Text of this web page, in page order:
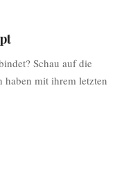
Schau auf die
haben mit ihrem letzten